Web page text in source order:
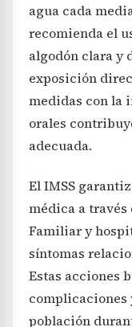
agua cada
recomienda el
algodón clara y
exposición
medidas con la
orales
adecuada.
El IMSS
médica a
Familiar y
síntomas
Estas acciones
complicaciones
población